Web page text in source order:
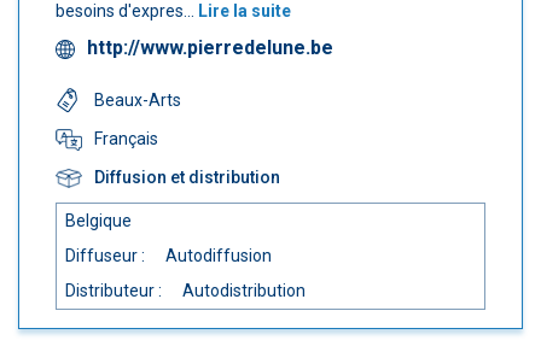
besoins d'expres... Lire la suite
http://www.pierredelune.be
Beaux-Arts
Français
Diffusion et distribution
Belgique
Diffuseur :
Autodiffusion
Distributeur :
Autodistribution